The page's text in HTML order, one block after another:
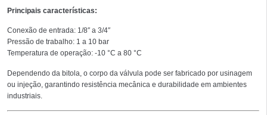
Principais características:
Conexão de entrada: 1/8″ a 3/4″
Pressão de trabalho: 1 a 10 bar
Temperatura de operação: -10 °C a 80 °C
Dependendo da bitola, o corpo da válvula pode ser fabricado por usinagem
ou injeção, garantindo resistência mecânica e durabilidade em ambientes
industriais.